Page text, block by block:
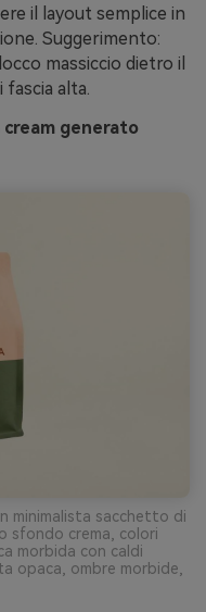
il layout semplice in
Suggerimento:
massiccio dietro il
alta.
cream generato
minimalista sacchetto di
sfondo crema, colori
morbida con caldi
opaca, ombre morbide,